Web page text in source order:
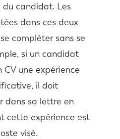
du candidat. Les
dans ces deux
compléter sans se
si un candidat
une expérience
il doit
dans sa lettre en
cette expérience est
visé.